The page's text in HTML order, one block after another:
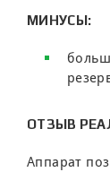
МИНУСЫ:
ОТЗЫВ
Аппарат